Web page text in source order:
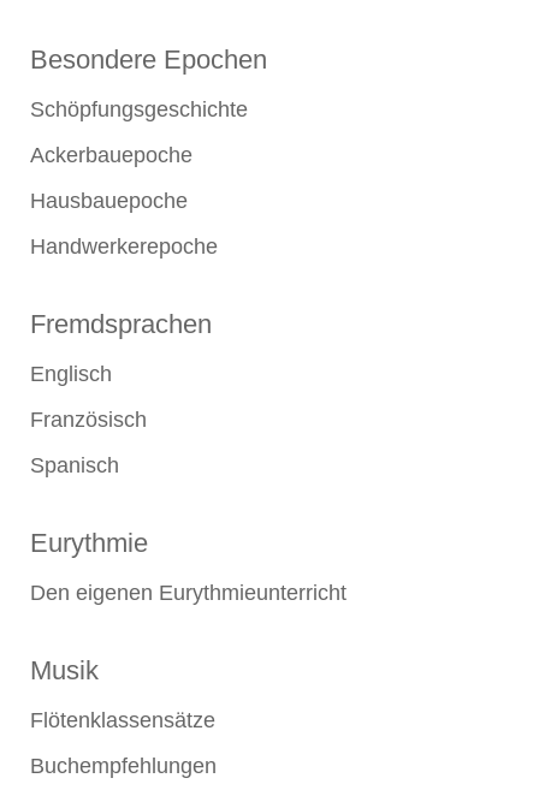
Besondere Epochen
Schöpfungsgeschichte
Ackerbauepoche
Hausbauepoche
Handwerkerepoche
Fremdsprachen
Englisch
Französisch
Spanisch
Eurythmie
Den eigenen Eurythmieunterricht
Musik
Flötenklassensätze
Buchempfehlungen